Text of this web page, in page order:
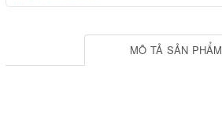
MÔ TẢ SẢN PHẨM